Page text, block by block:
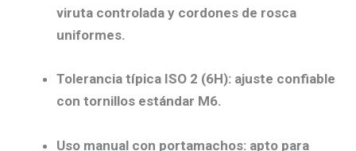
viruta controlada y cordones de rosca
uniformes.
Tolerancia típica ISO 2 (6H): ajuste confiable
con tornillos estándar M6.
Uso manual con portamachos: apto para